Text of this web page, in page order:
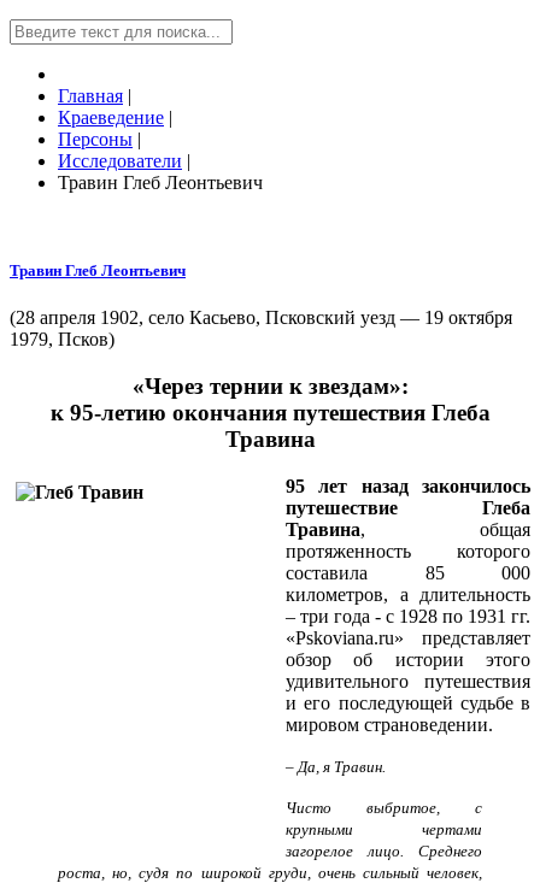
Главная |
Краеведение |
Персоны |
Исследователи |
Травин Глеб Леонтьевич
Травин Глеб Леонтьевич
(28 апреля 1902, село Касьево, Псковский уезд — 19 октября
1979, Псков)
«Через тернии к звездам»:
к 95-летию окончания путешествия Глеба
Травина
95 лет назад закончилось
путешествие Глеба
Травина, общая
протяженность которого
составила 85 000
километров, а длительность
– три года - с 1928 по 1931 гг.
«Pskoviana.ru» представляет
обзор об истории этого
удивительного путешествия
и его последующей судьбе в
мировом страноведении.
– Да, я Травин.
Чисто выбритое, с
крупными чертами
загорелое лицо. Среднего
роста, но, судя по широкой груди, очень сильный человек,